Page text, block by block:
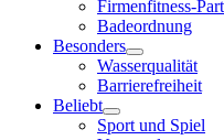
Firmenfitness-
Badeordnung
Besonders
Wasserqualität
Barrierefreiheit
Beliebt
Sport und Spiel